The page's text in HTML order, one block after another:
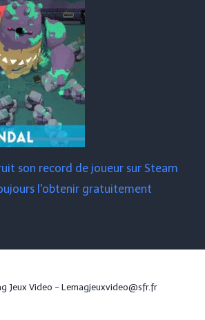
son record de joueur sur Steam
l'obtenir gratuitement
Jeux Video - Lemagjeuxvideo@sfr.fr